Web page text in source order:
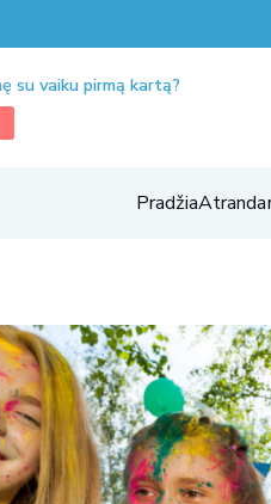
su vaiku pirmą kartą?
Pradžia